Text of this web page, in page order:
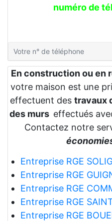
numéro de
En construction ou en
votre maison est une
effectuent des travaux
des murs effectués
Contactez notre
Entreprise RGE
Entreprise RGE
Entreprise RGE
Entreprise RGE
Entreprise RGE